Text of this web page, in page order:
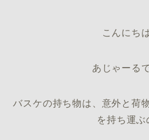
こんにちは
あじゃーる
バスケの持ち物は、意外と荷
を持ち運ぶ